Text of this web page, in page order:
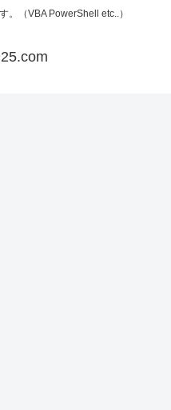
。（VBA PowerShell etc..）